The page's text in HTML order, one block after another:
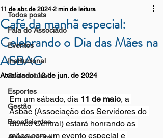
Todos posts
Fala do Associado
Eventos
Institucional
Sociocultural
Esportes
Gestão
Beneficientes
Café da manhã especial:
Celebrando o Dia das Mães na
ASBAC
11 de abr. de 2024 2 min de leitura
Atualizado:12 de jun. de 2024
Em um sábado, dia 11 de maio, a
Asbac (Associação dos Servidores do
Banco Central) estará honrando as
mães com um evento especial e